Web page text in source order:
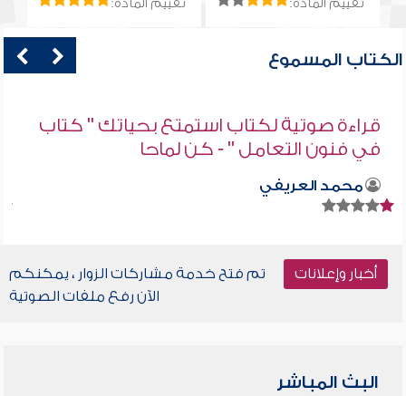
تقييم المادة: تقييم المادة:
الكتاب المسموع
قراءة صوتية لكتاب استمتع بحياتك " كتاب
في فنون التعامل " - كن لماحا
محمد العريفي
أخبار وإعلانات
تم فتح خدمة مشاركات الزوار ، يمكنكم
الآن رفع ملفات الصوتية
البث المباشر